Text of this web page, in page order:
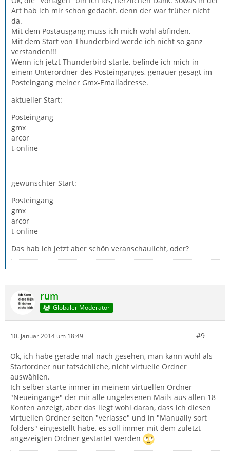
Art hab ich mir schon gedacht. denn der war früher nicht
da.
Mit dem Postausgang muss ich mich wohl abfinden.
Mit dem Start von Thunderbird werde ich nicht so ganz
verstanden!!!
Wenn ich jetzt Thunderbird starte, befinde ich mich in
einem Unterordner des Posteinganges, genauer gesagt im
Posteingang meiner Gmx-Emailadresse.
aktueller Start:
Posteingang
gmx
arcor
t-online
gewünschter Start:
Posteingang
gmx
arcor
t-online
Das hab ich jetzt aber schön veranschaulicht, oder?
rum
Globaler Moderator
10. Januar 2014 um 18:49 #9
Ok, ich habe gerade mal nach gesehen, man kann wohl als
Startordner nur tatsächliche, nicht virtuelle Ordner
auswählen.
Ich selber starte immer in meinem virtuellen Ordner
"Neueingänge" der mir alle ungelesenen Mails aus allen 18
Konten anzeigt, aber das liegt wohl daran, dass ich diesen
virtuellen Ordner selten "verlasse" und in "Manually sort
folders" eingestellt habe, es soll immer mit dem zuletzt
angezeigten Ordner gestartet werden